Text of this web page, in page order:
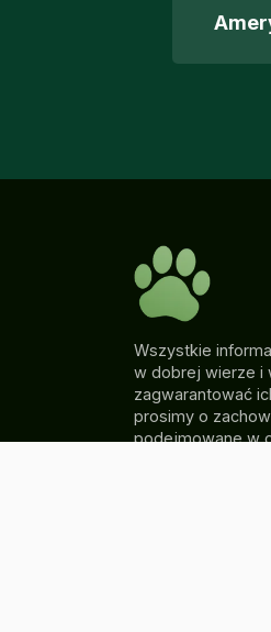
Wszystkie
w dobrej wierze i
zagwarantować
prosimy o
podejmowane w